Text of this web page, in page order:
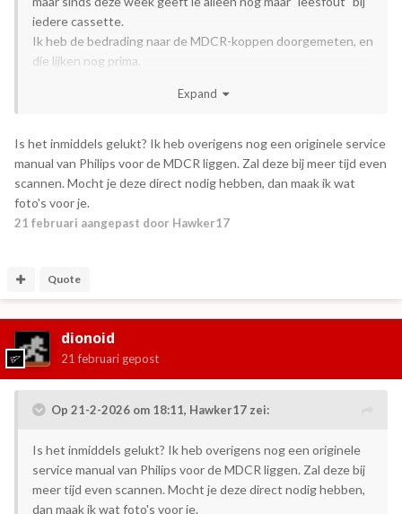
iedere cassette.
Ik heb de bedrading naar de MDCR-koppen doorgemeten, en
die lijken nog prima.
Is deze MDCR aan het einde van z'n levensduur? Of heeft er
brengen?
Als ik naar de lees/schrijf-kop kijk onder een vergrootglas,
dan zie ik wel slijtage, maar ik heb geen idee of dat de oorzaak
is. Ik had ook bedacht om de elco's te vervangen, maar die
zien er eigenlijk nog prima uit.
Expand
Is het inmiddels gelukt? Ik heb overigens nog een originele service
manual van Philips voor de MDCR liggen. Zal deze bij meer tijd even
scannen. Mocht je deze direct nodig hebben, dan maak ik wat
foto's voor je.
21 februari aangepast door Hawker17
Quote
dionoid
21 februari gepost
Op 21-2-2026 om 18:11, Hawker17 zei:
Is het inmiddels gelukt? Ik heb overigens nog een originele
service manual van Philips voor de MDCR liggen. Zal deze bij
meer tijd even scannen. Mocht je deze direct nodig hebben,
dan maak ik wat foto's voor je.